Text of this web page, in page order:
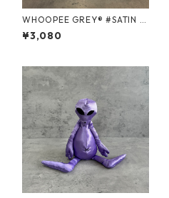
WHOOPEE GREY® #SATIN B
LUE/Mサイズ
¥3,080